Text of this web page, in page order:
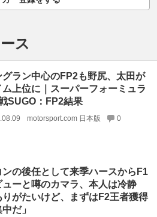
ス
グラン中心のFP2も野尻、太田が
ム上位に｜スーパーフォーミュラ
SUGO：FP2結果
motorsport.com 日本版 0
ンの後任として来季ハースからF1
ューと噂のカマラ、本人は冷静
りがたいけど、まずはF2王者獲得
だ」